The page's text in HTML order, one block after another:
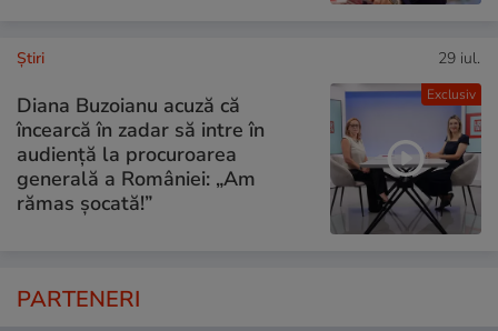
Exclusiv
Ştiri 29 iul.
Diana Buzoianu acuză că
încearcă în zadar să intre în
audiență la procuroarea
generală a României: „Am
rămas șocată!”
PARTENERI